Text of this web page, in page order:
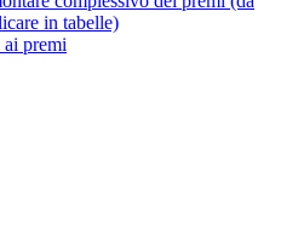
in tabelle)
premi